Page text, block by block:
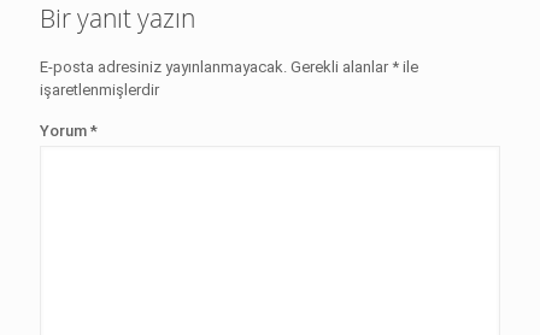
Bir yanıt yazın
E-posta adresiniz yayınlanmayacak. Gerekli alanlar * ile
işaretlenmişlerdir
Yorum *